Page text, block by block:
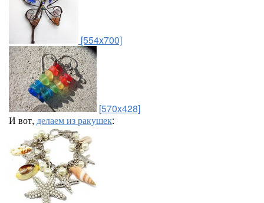
[554x700]
[570x428]
И вот, делаем из ракушек: